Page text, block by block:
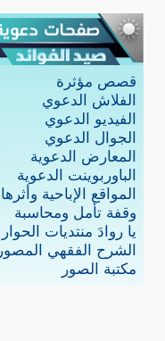
قصص مؤثرة
الفلاش الدعوي
الفيديو الدعوي
الجوال الدعوي
المعارض الدعوية
الباوربوينت الدعوية
المواقع الإباحية وأثرها
وقفة تأمل ومحاسبة
يا روادَ منتديات الحوار
الشرح الفقهي المصور
مكتبة الصور